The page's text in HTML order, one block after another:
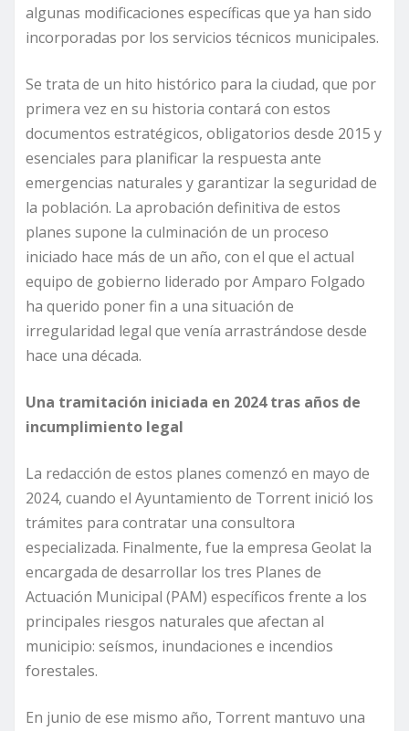
algunas modificaciones específicas que ya han sido
incorporadas por los servicios técnicos municipales.
Se trata de un hito histórico para la ciudad, que por
primera vez en su historia contará con estos
documentos estratégicos, obligatorios desde 2015 y
esenciales para planificar la respuesta ante
emergencias naturales y garantizar la seguridad de
la población. La aprobación definitiva de estos
planes supone la culminación de un proceso
iniciado hace más de un año, con el que el actual
equipo de gobierno liderado por Amparo Folgado
ha querido poner fin a una situación de
irregularidad legal que venía arrastrándose desde
hace una década.
Una tramitación iniciada en 2024 tras años de
incumplimiento legal
La redacción de estos planes comenzó en mayo de
2024, cuando el Ayuntamiento de Torrent inició los
trámites para contratar una consultora
especializada. Finalmente, fue la empresa Geolat la
encargada de desarrollar los tres Planes de
Actuación Municipal (PAM) específicos frente a los
principales riesgos naturales que afectan al
municipio: seísmos, inundaciones e incendios
forestales.
En junio de ese mismo año, Torrent mantuvo una